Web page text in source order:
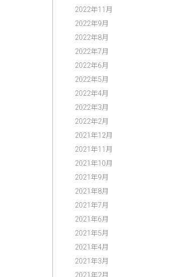
2022年11月
2022年9月
2022年8月
2022年7月
2022年6月
2022年5月
2022年4月
2022年3月
2022年2月
2021年12月
2021年11月
2021年10月
2021年9月
2021年8月
2021年7月
2021年6月
2021年5月
2021年4月
2021年3月
2021年2月